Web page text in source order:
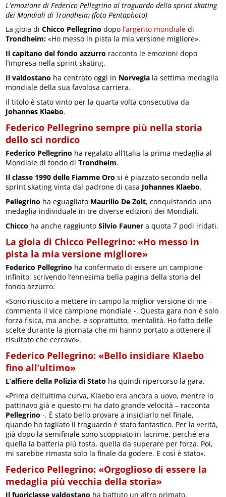
L'emozione di Federico Pellegrino al traguardo della sprint skating
dei Mondiali di Trondheim (foto Pentaphoto)
La gioia diChicco Pellegrino dopo l’argento mondiale di
Trondheim:«Ho messo in pista la mia versione migliore».
Il capitano del fondo azzurro racconta le emozioni dopo
l’impresa nella sprint skating.
Il valdostano ha centrato oggi in Norvegia la settima medaglia
mondiale della sua favolosa carriera.
Il titolo è stato vinto per la quarta volta consecutiva da
Johannes Klaebo.
Federico Pellegrino sempre più nella storia
dello sci nordico
Federico Pellegrino ha regalato all’Italia la prima medaglia al
Mondiale di fondo diTrondheim.
Il classe 1990 delle Fiamme Oro si è piazzato secondo nella
sprint skating vinta dal padrone di casa Johannes Klaebo.
Pellegrino ha eguagliato Maurilio De Zolt, conquistando una
medaglia individuale in tre diverse edizioni dei Mondiali.
Chicco ha anche raggiuntoSilvio Fauner a quota 7 podi iridati.
La gioia di Chicco Pellegrino: «Ho messo in
pista la mia versione migliore»
Federico Pellegrino ha confermato di essere un campione
infinito, scrivendo l’ennesima bella pagina della storia del
fondo azzurro.
«Sono riuscito a mettere in campo la miglior versione di me –
commenta il vice campione mondiale -. Questa gara non è solo
forza fisica, ma anche, e soprattutto, mentalità. Ho fatto delle
scelte durante la giornata che mi hanno portato a ottenere il
risultato che cercavo».
Federico Pellegrino: «Bello insidiare Klaebo
fino all’ultimo»
L’alfiere della Polizia di Stato ha quindi ripercorso la gara.
«Prima dell’ultima curva, Klaebo era ancora a uovo, mentre io
pattinavo già e questo mi ha dato grande velocità – racconta
Pellegrino -. È stato bello provare a insidiarlo nel finale,
quando ho tagliato il traguardo è stato fantastico. Per la verità,
già dopo la semifinale sono scoppiato in lacrime, perché era
quella la batteria più tosta, quella da superare per forza. Poi,
mi sarebbe rimasta solo la finale da godere. E così è stato».
Federico Pellegrino: «Orgoglioso di essere la
medaglia più vecchia della storia»
Il fuoriclasse valdostano ha battuto un altro primato,